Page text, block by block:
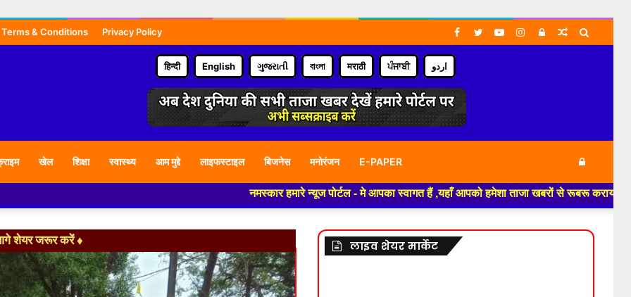
Terms & Conditions Privacy Policy Random
Log
Instagram
YouTube
Twitter
Facebook
हिन्दी English ગુજરાતી বাংলা मराठी ਪੰਜਾਬੀ اردو
खेल शिक्षा स्वास्थ्य आम मुद्दे लाइफस्टाइल बिजनेस मनोरंजन E-PAPER Log
In
नमस्कार हमारे न्यूज पोर्टल - मे आपका स्वागत हैं ,यहाँ आपको हमेशा ताजा खबरों से रूबरू कराया जाएगा , खबर
शेयर जरूर करें ♦ लाइव शेयर मार्केट